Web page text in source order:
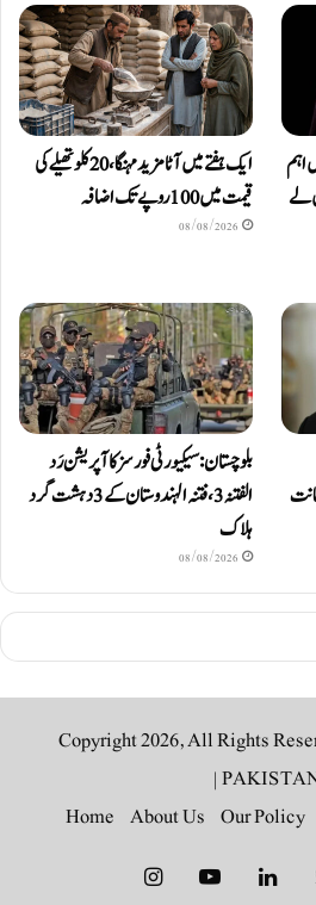
اہم
لے
ایک ہفتے میں آٹا مزید مہنگا، 20 کلو تھیلے کی
قیمت میں 100 روپے تک اضافہ
08/08/2026
بلوچستان: سیکیورٹی فورسز کا آپریشن رَد
الفتنہ 3، فتنہ الہندوستان کے 3 دہشت گرد
ہلاک
08/08/2026
|
Our Policy
About Us
Home
Twitter
LinkedIn
YouTube
Instagram